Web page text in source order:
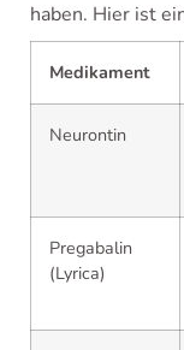
haben. Hier ist
Medikament
Neurontin
Pregabalin
(Lyrica)